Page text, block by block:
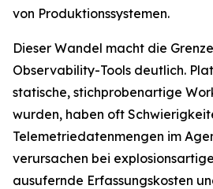
von Produktionssystemen.
Dieser Wandel macht die
Observability-Tools deutlich.
statische, stichprobenartige
wurden, haben oft
Telemetriedatenmengen im
verursachen bei
ausufernde Erfassungskosten